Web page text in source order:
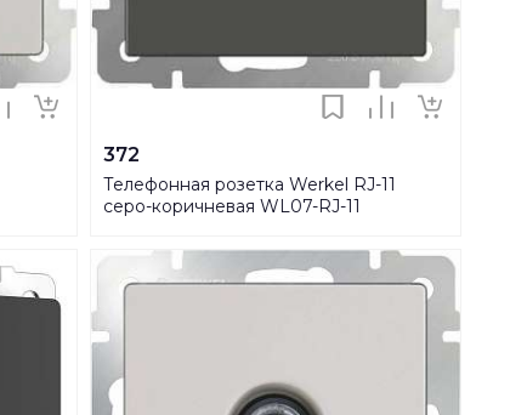
372
Телефонная розетка Werkel RJ-11
серо-коричневая WL07-RJ-11